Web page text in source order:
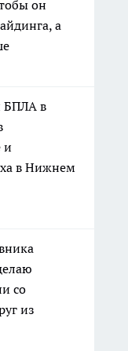
он
а
БПЛА в
и
в Нижнем
со
из